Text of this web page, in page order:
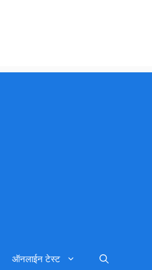
ऑनलाईन टेस्ट